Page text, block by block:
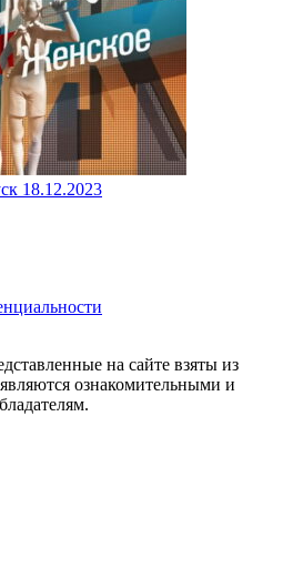
18.12.2023
на сайте взяты из
ознакомительными и